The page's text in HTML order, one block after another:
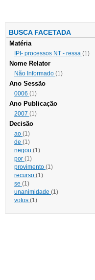
BUSCA FACETADA
Matéria
IPI- processos NT - ressa (1)
Nome Relator
Não Informado (1)
Ano Sessão
0006 (1)
Ano Publicação
2007 (1)
Decisão
ao (1)
de (1)
negou (1)
por (1)
provimento (1)
recurso (1)
se (1)
unanimidade (1)
votos (1)